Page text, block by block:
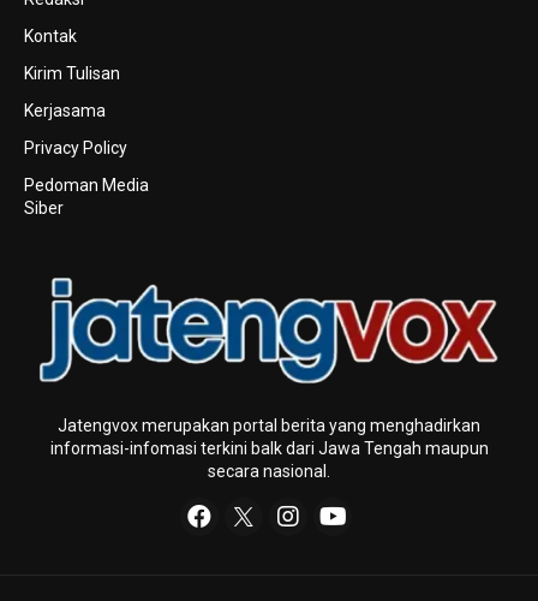
Kontak
Kirim Tulisan
Kerjasama
Privacy Policy
Pedoman Media
Siber
Jatengvox merupakan portal berita yang menghadirkan
informasi-infomasi terkini baIk dari Jawa Tengah maupun
secara nasional.